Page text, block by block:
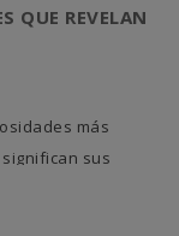
QUE REVELAN
más
sus